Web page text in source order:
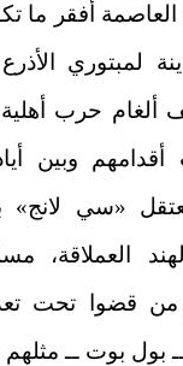
أفقر ما
لمبتوري
ألغام حرب
أقدامهم وبين
«سي لانج»
العملاقة،
قضوا تحت
ــ بول بوت ــ